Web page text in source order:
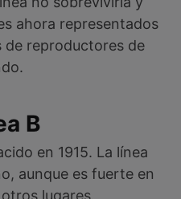
ahora representados
de reproductores de
B
en 1915. La línea
aunque es fuerte en
lugares.